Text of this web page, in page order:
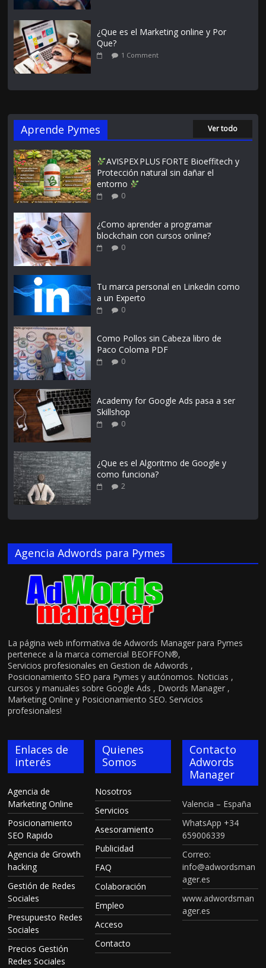
¿Que es el Marketing online y Por
Que?
1 Comment
Aprende Pymes Ver todo
AVISPEX PLUS FORTE Bioeffitech y
Protección natural sin dañar el
entorno
0
¿Como aprender a programar
blockchain con cursos online?
0
Tu marca personal en Linkedin como
a un Experto
0
Como Pollos sin Cabeza libro de
Paco Coloma PDF
0
Academy for Google Ads pasa a ser
Skillshop
0
¿Que es el Algoritmo de Google y
como funciona?
2
Agencia Adwords para Pymes
La página web informativa de Adwords Manager para Pymes
pertenece a la marca comercial BEOFFON®,
Servicios profesionales en Gestion de Adwords ,
Posicionamiento SEO para Pymes y autónomos. Noticias ,
cursos y manuales sobre Google Ads , Dwords Manager ,
Marketing Online y Posicionamiento SEO. Servicios
profesionales!
Enlaces de
interés
Agencia de
Marketing Online
Posicionamiento
SEO Rapido
Agencia de Growth
hacking
Gestión de Redes
Sociales
Presupuesto Redes
Sociales
Precios Gestión
Redes Sociales
Quienes
Somos
Nosotros
Servicios
Asesoramiento
Publicidad
FAQ
Colaboración
Empleo
Acceso
Contacto
Contacto
Adwords
Manager
Valencia – España
WhatsApp +34
659006339
Correo:
info@adwordsman
ager.es
www.adwordsman
ager.es